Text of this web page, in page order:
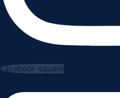
Facebook-square